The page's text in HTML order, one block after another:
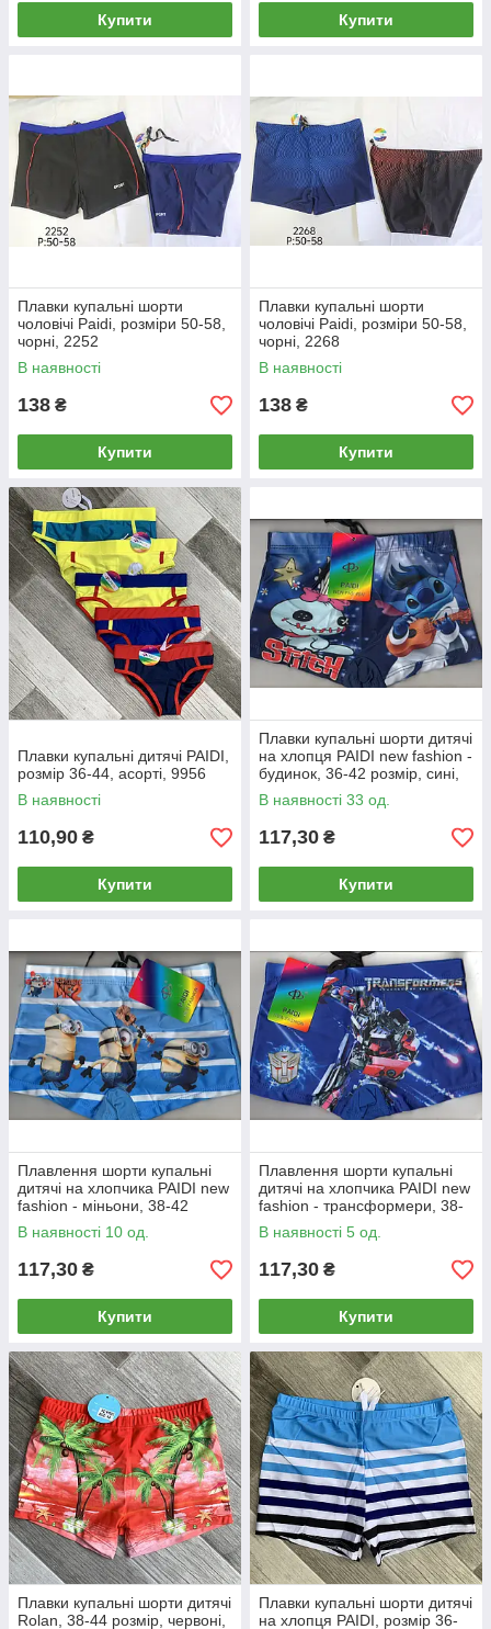
Купити Купити
Плавки купальні шорти
чоловічі Paidi, розміри 50-58,
чорні, 2252
В наявності
138 ₴
Купити
Плавки купальні шорти
чоловічі Paidi, розміри 50-58,
чорні, 2268
В наявності
138 ₴
Купити
Плавки купальні дитячі PAIDI,
розмір 36-44, асорті, 9956
В наявності
110,90 ₴
Купити
Плавки купальні шорти дитячі
на хлопця PAIDI new fashion -
будинок, 36-42 розмір, сині,
7776
В наявності 33 од.
117,30 ₴
Купити
Плавлення шорти купальні
дитячі на хлопчика PAIDI new
fashion - міньони, 38-42
розмір, 8111
В наявності 10 од.
117,30 ₴
Купити
Плавлення шорти купальні
дитячі на хлопчика PAIDI new
fashion - трансформери, 38-
42 розмір, 8114
В наявності 5 од.
117,30 ₴
Купити
Плавки купальні шорти дитячі
Rolan, 38-44 розмір, червоні,
Плавки купальні шорти дитячі
на хлопця PAIDI, розмір 36-